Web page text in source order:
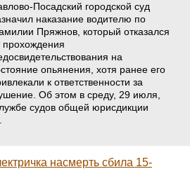
Посадский городской суд
наказание водителю по
Пряжнов, который отказался
прохождения
на
опьянения, хотя ранее его
к ответственности за
Об этом в среду, 29 июля,
судов общей юрисдикции
насмерть сбила 15-